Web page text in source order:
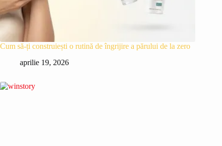
Cum să-ți construiești o rutină de îngrijire a părului de la zero
aprilie 19, 2026